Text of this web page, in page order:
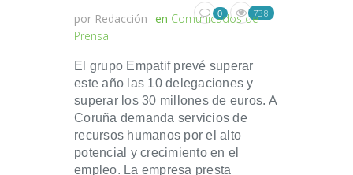
por Redacción en Comunicados de
Prensa
0 738
El grupo Empatif prevé superar
este año las 10 delegaciones y
superar los 30 millones de euros. A
Coruña demanda servicios de
recursos humanos por el alto
potencial y crecimiento en el
empleo. La empresa presta